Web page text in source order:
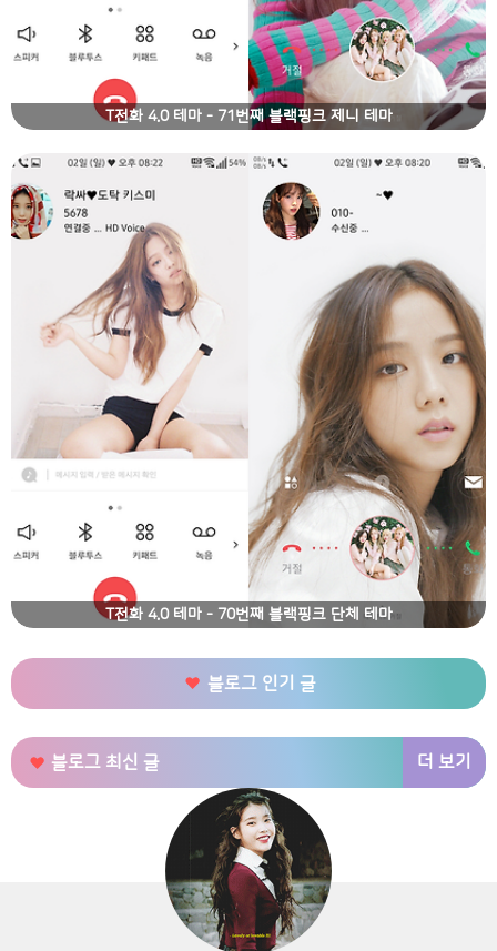
T전화 4.0 테마 - 71번째 블랙핑크 제니 테마
T전화 4.0 테마 - 70번째 블랙핑크 단체 테마
블로그 인기 글
블로그 최신 글 더 보기